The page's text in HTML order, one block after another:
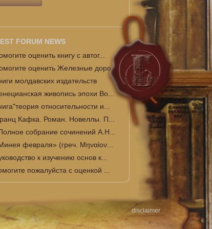
FORUM NEWS
оценить книгу с автог...
оценить Железные доро...
молдавских издательств
живопись эпохи Во...
относительности и...
Кафка. Роман. Новеллы. П...
собрание сочинений А.Н...
февраля» (греч. Μηναίον...
к изучению основ к...
пожалуйста с оценкой ...
disclaimer